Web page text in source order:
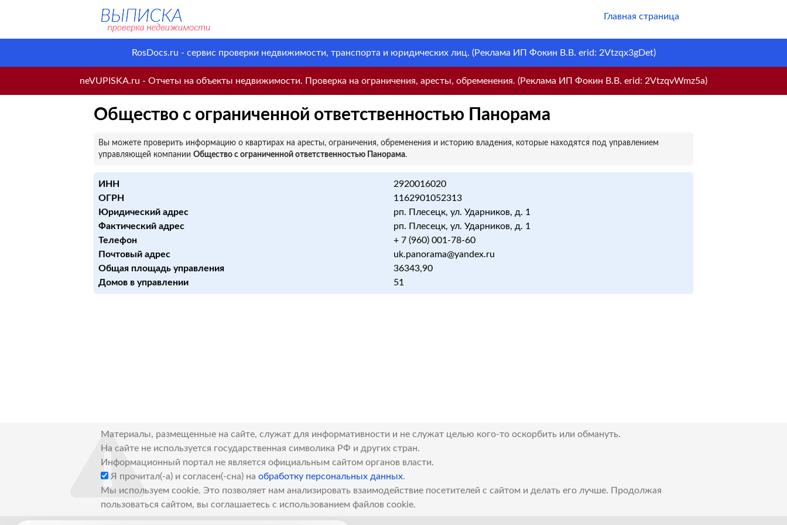
Главная страница
RosDocs.ru - сервис проверки недвижимости, транспорта и юридических лиц. (Реклама ИП Фокин В.В. erid: 2Vtzqx3gDet)
neVUPISKA.ru - Отчеты на объекты недвижимости. Проверка на ограничения, аресты, обременения. (Реклама ИП Фокин В.В. erid: 2VtzqvWmz5a)
Общество с ограниченной ответственностью Панорама
Вы можете проверить информацию о квартирах на аресты, ограничения, обременения и историю владения, которые находятся под управлением
управляющей компании Общество с ограниченной ответственностью Панорама.
ИНН
2920016020
ОГРН
1162901052313
Юридический адрес
рп. Плесецк, ул. Ударников, д. 1
Фактический адрес
рп. Плесецк, ул. Ударников, д. 1
Телефон
+ 7 (960) 001-78-60
Почтовый адрес
uk.panorama@yandex.ru
Общая площадь управления
36343,90
Домов в управлении
51
Материалы, размещенные на сайте, служат для информативности и не служат целью кого-то оскорбить или обмануть.
На сайте не используется государственная символика РФ и других стран.
Информационный портал не является официальным сайтом органов власти.
Я прочитал(-а) и согласен(-сна) на обработку персональных данных.
Мы используем cookie. Это позволяет нам анализировать взаимодействие посетителей с сайтом и делать его лучше. Продолжая
пользоваться сайтом, вы соглашаетесь с использованием файлов cookie.